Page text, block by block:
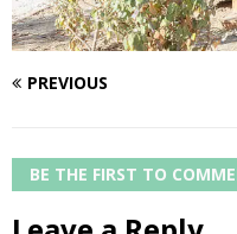
PREVIOUS
BE THE FIRST TO